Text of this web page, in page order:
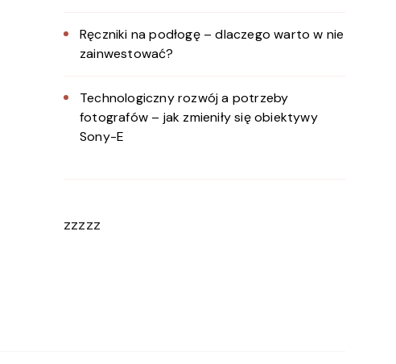
Ręczniki na podłogę – dlaczego warto w nie
zainwestować?
Technologiczny rozwój a potrzeby
fotografów – jak zmieniły się obiektywy
Sony-E
zzzzz